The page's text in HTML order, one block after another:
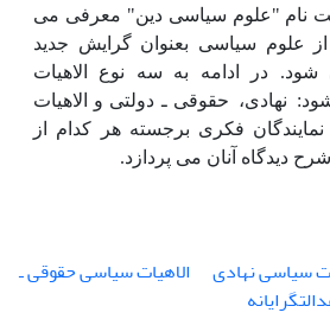
نام "علوم سیاسی دین" معرفی می
علوم سیاسی بعنوان گرایش جدید
شود. در ادامه به سه نوع الاهیات
نهادی، حقوقی ـ دولتی و الاهیات
نمایندگان فکری برجسته هر کدام از
دیدگاه آنان می پردازد.
سیاسی نهادی
الاهیات سیاسی حقوقی ـ